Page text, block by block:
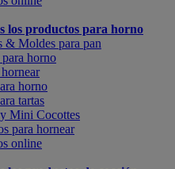
los productos para horno
& Moldes para pan
horno
horno
tartas
Mini Cocottes
para hornear
online